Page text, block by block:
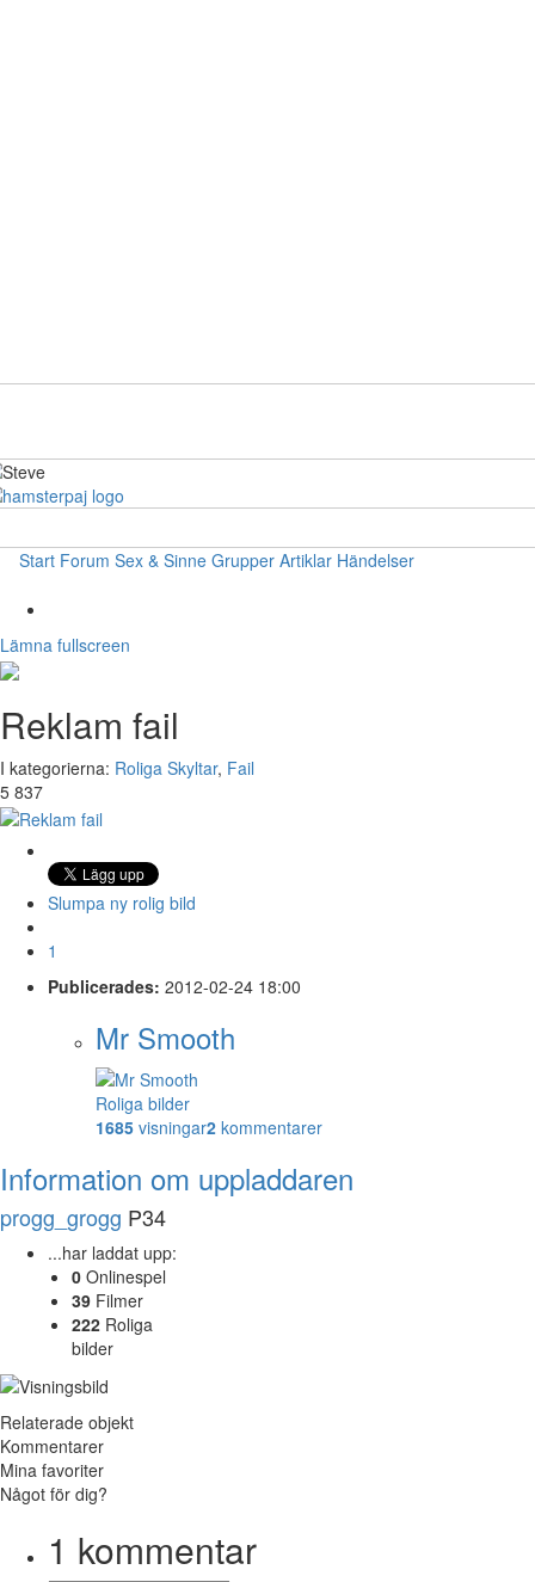
Start Forum Sex & Sinne Grupper Artiklar Händelser
Lämna fullscreen
Reklam fail
I kategorierna: Roliga Skyltar, Fail
5 837
Slumpa ny rolig bild
1
Publicerades: 2012-02-24 18:00
Mr Smooth
Roliga bilder
1685 visningar2 kommentarer
Information om uppladdaren
progg_grogg P34
...har laddat upp:
0 Onlinespel
39 Filmer
222 Roliga
bilder
Relaterade objekt
Kommentarer
Mina favoriter
Något för dig?
1 kommentar